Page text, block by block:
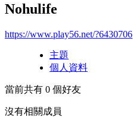
Nohulife
https://www.play56.net/?6430706
主題
個人資料
當前共有 0 個好友
沒有相關成員